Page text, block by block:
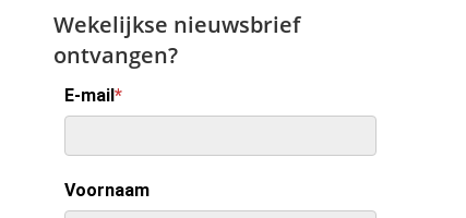
Wekelijkse nieuwsbrief
ontvangen?